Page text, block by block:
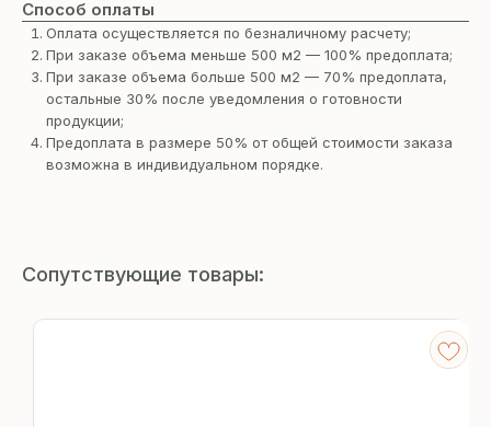
Способ оплаты
Оплата осуществляется по безналичному расчету;
При заказе объема меньше 500 м2 — 100% предоплата;
При заказе объема больше 500 м2 — 70% предоплата,
остальные 30% после уведомления о готовности
продукции;
Предоплата в размере 50% от общей стоимости заказа
возможна в индивидуальном порядке.
Сопутствующие товары: